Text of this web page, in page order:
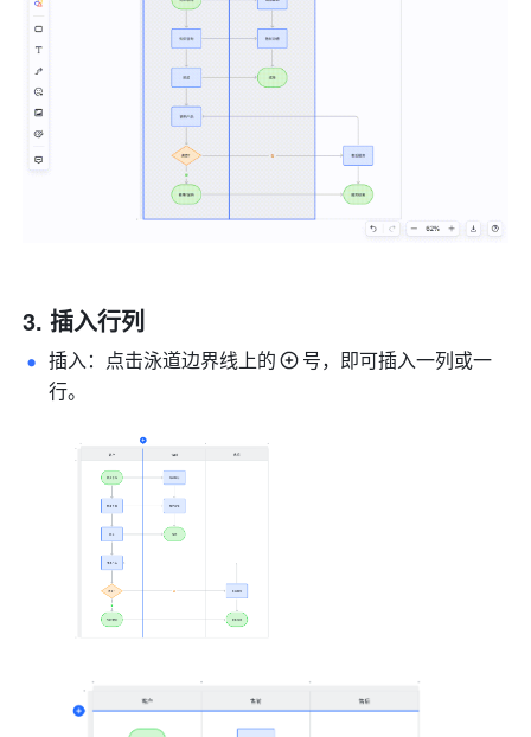
插入行列
插入：点击泳道边界线上的
号，即可插入一列或一
行。